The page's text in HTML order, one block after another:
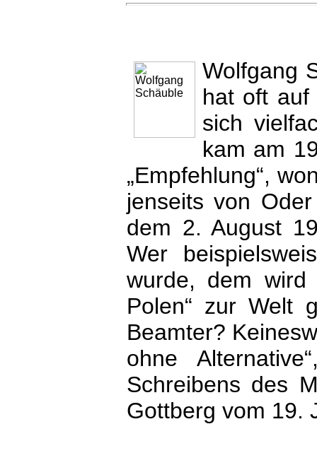
Wolfgang
hat oft auf
sich
kam am
„Empfehlung“,
jenseits von
dem 2. August
Wer
wurde, dem wird
Polen“ zur Welt
Beamter?
ohne
Schreibens des
Gottberg vom 19.